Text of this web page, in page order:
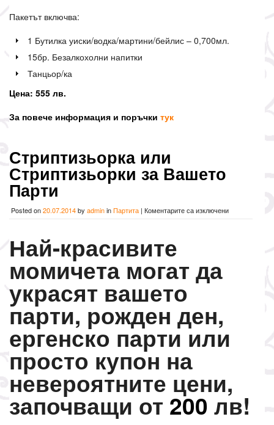
Пакетът включва:
1 Бутилка уиски/водка/мартини/бейлис – 0,700мл.
15бр. Безалкохолни напитки
Танцьор/ка
Цена: 555 лв.
За повече информация и поръчки тук
Стриптизьорка или
Стриптизьорки за Вашето
Парти
Posted on20.07.2014by admininПартита | Коментарите са изключениза
Най-красивите
момичета могат да
украсят вашето
парти, рожден ден,
ергенско парти или
просто купон на
невероятните цени,
започващи от 200 лв!